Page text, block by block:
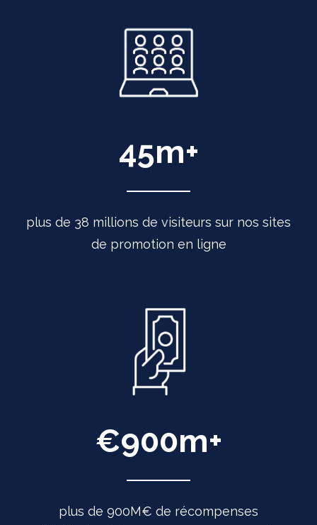
45m+
plus de 38 millions de visiteurs sur nos sites
de promotion en ligne
€900m+
plus de 900M€ de récompenses